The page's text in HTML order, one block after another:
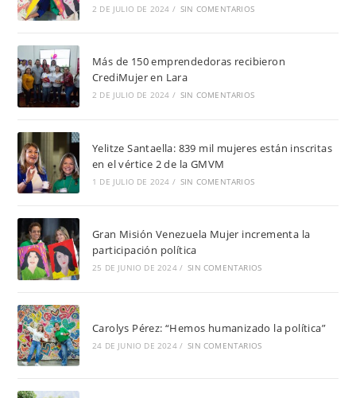
2 DE JULIO DE 2024 / SIN COMENTARIOS
Más de 150 emprendedoras recibieron
CrediMujer en Lara
2 DE JULIO DE 2024 / SIN COMENTARIOS
Yelitze Santaella: 839 mil mujeres están inscritas
en el vértice 2 de la GMVM
1 DE JULIO DE 2024 / SIN COMENTARIOS
Gran Misión Venezuela Mujer incrementa la
participación política
25 DE JUNIO DE 2024 / SIN COMENTARIOS
Carolys Pérez: “Hemos humanizado la política”
24 DE JUNIO DE 2024 / SIN COMENTARIOS